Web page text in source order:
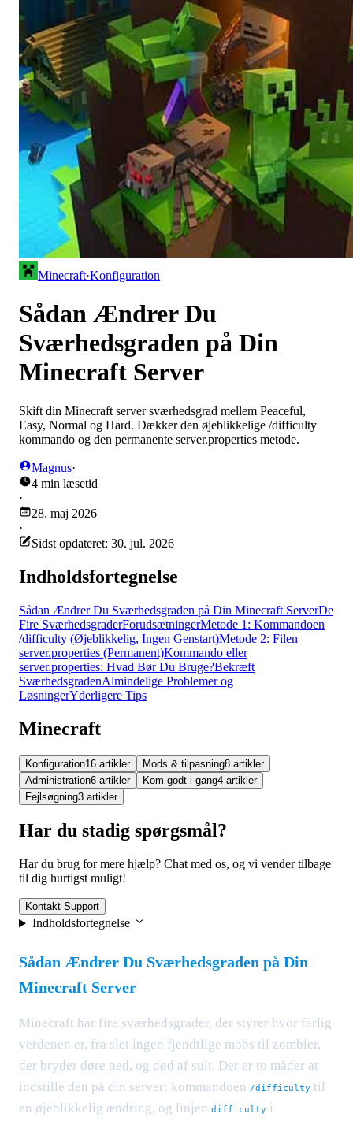
Minecraft·Konfiguration
Sådan Ændrer Du
Sværhedsgraden på Din
Minecraft Server
Skift din Minecraft server sværhedsgrad mellem Peaceful,
Easy, Normal og Hard. Dækker den øjeblikkelige /difficulty
kommando og den permanente server.properties metode.
Magnus·
4 min læsetid
·
28. maj 2026
·
Sidst opdateret: 30. jul. 2026
Indholdsfortegnelse
Sådan Ændrer Du Sværhedsgraden på Din Minecraft ServerDe
Fire SværhedsgraderForudsætningerMetode 1: Kommandoen
/difficulty (Øjeblikkelig, Ingen Genstart)Metode 2: Filen
server.properties (Permanent)Kommando eller
server.properties: Hvad Bør Du Bruge?Bekræft
SværhedsgradenAlmindelige Problemer og
LøsningerYderligere Tips
Minecraft
Konfiguration16 artikler Mods & tilpasning8 artikler
Administration6 artikler Kom godt i gang4 artikler
Fejlsøgning3 artikler
Har du stadig spørgsmål?
Har du brug for mere hjælp? Chat med os, og vi vender tilbage
til dig hurtigst muligt!
Kontakt Support
Indholdsfortegnelse
Sådan Ændrer Du Sværhedsgraden på Din
Minecraft Server
Minecraft har fire sværhedsgrader, der styrer hvor farlig
verdenen er, fra slet ingen fjendtlige mobs til zombier,
der bryder døre ned, og død af sult. Der er to måder at
indstille den på din server: kommandoen /difficulty til
en øjeblikkelig ændring, og linjen difficulty i